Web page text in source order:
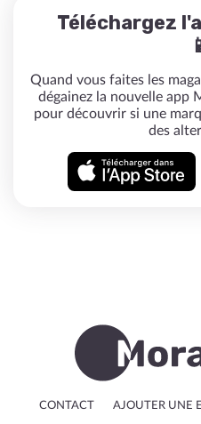
Téléchargez
Quand vous faites les
dégainez la nouvelle app
pour découvrir si une
des
CONTACT AJOUTER UNE